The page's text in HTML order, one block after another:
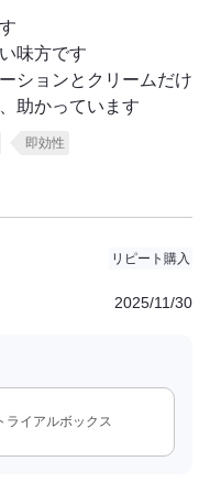
味方です
ションとクリームだけ
助かっています
即効性
リピート購入
2025/11/30
ライアルボックス